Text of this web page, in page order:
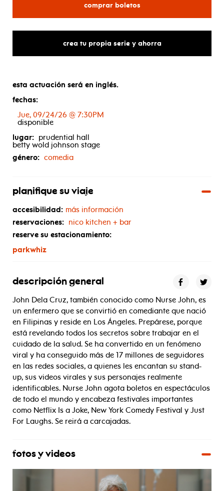
comprar boletospara nurse john:
crea tu propia serie y ahorra
esta actuación será en inglés.
fechas:
Jue, 09/24/26 @ 7:30PM
disponible
lugar: prudential hall
betty wold johnson stage
género: comedia
planifique su viaje
accesibilidad: más información
reservaciones: nico kitchen + bar
reserve su estacionamiento:
parkwhiz
descripción general
John Dela Cruz, también conocido como Nurse John, es
un enfermero que se convirtió en comediante que nació
en Filipinas y reside en Los Ángeles. Prepárese, porque
está revelando todos los secretos sobre trabajar en el
cuidado de la salud. Se ha convertido en un fenómeno
viral y ha conseguido más de 17 millones de seguidores
en las redes sociales, a quienes les encantan su stand-
up, sus videos virales y sus personajes realmente
identificables. Nurse John agota boletos en espectáculos
de todo el mundo y encabeza festivales importantes
como Netflix Is a Joke, New York Comedy Festival y Just
For Laughs. Se reirá a carcajadas.
fotos y videos